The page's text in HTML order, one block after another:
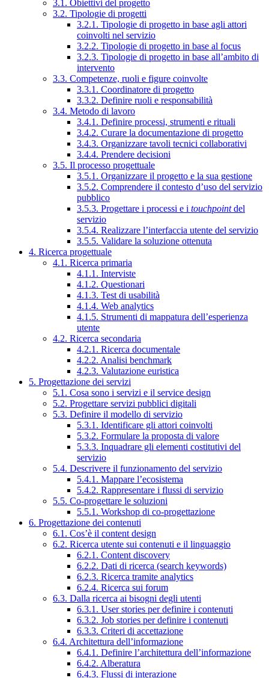
3.1. Obiettivi del progetto
3.2. Tipologie di progetti
3.2.1. Tipologie di progetto in base agli attori
coinvolti nel servizio
3.2.2. Tipologie di progetto in base al focus
3.2.3. Tipologie di progetto in base all’ambito di
intervento
3.3. Competenze, ruoli e figure coinvolte
3.3.1. Coordinatore di progetto
3.3.2. Definire ruoli e responsabilità
3.4. Metodo di lavoro
3.4.1. Definire processi, strumenti e rituali
3.4.2. Curare la documentazione di progetto
3.4.3. Organizzare tavoli tecnici collaborativi
3.4.4. Prendere decisioni
3.5. Il processo progettuale
3.5.1. Organizzare il progetto e la sua gestione
3.5.2. Comprendere il contesto d’uso del servizio
pubblico
3.5.3. Progettare i processi e i touchpointdel
servizio
3.5.4. Realizzare l’interfaccia utente del servizio
3.5.5. Validare la soluzione ottenuta
4. Ricerca progettuale
4.1. Ricerca primaria
4.1.1. Interviste
4.1.2. Questionari
4.1.3. Test di usabilità
4.1.4. Web analytics
4.1.5. Strumenti di mappatura dell’esperienza
utente
4.2. Ricerca secondaria
4.2.1. Ricerca documentale
4.2.2. Analisi benchmark
4.2.3. Valutazione euristica
5. Progettazione dei servizi
5.1. Cosa sono i servizi e il service design
5.2. Progettare servizi pubblici digitali
5.3. Definire il modello di servizio
5.3.1. Identificare gli attori coinvolti
5.3.2. Formulare la proposta di valore
5.3.3. Inquadrare gli elementi costitutivi del
servizio
5.4. Descrivere il funzionamento del servizio
5.4.1. Mappare l’ecosistema
5.4.2. Rappresentare i flussi di servizio
5.5. Co-progettare le soluzioni
5.5.1. Workshop di co-progettazione
6. Progettazione dei contenuti
6.1. Cos’è il content design
6.2. Ricerca utente sui contenuti e il linguaggio
6.2.1. Content discovery
6.2.2. Dati di ricerca (search keywords)
6.2.3. Ricerca tramite analytics
6.2.4. Ricerca sui forum
6.3. Dalla ricerca ai bisogni degli utenti
6.3.1. User stories per definire i contenuti
6.3.2. Job stories per definire i contenuti
6.3.3. Criteri di accettazione
6.4. Architettura dell’informazione
6.4.1. Definire l’architettura dell’informazione
6.4.2. Alberatura
6.4.3. Flussi di interazione